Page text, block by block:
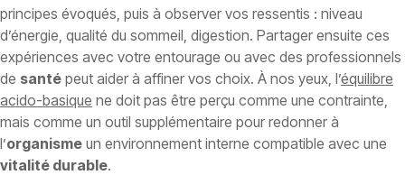
principes évoqués, puis à observer vos ressentis : niveau
d’énergie, qualité du sommeil, digestion. Partager ensuite ces
expériences avec votre entourage ou avec des professionnels
de santé peut aider à affiner vos choix. À nos yeux, l’équilibre
acido-basique ne doit pas être perçu comme une contrainte,
mais comme un outil supplémentaire pour redonner à
l’organisme un environnement interne compatible avec une
vitalité durable.